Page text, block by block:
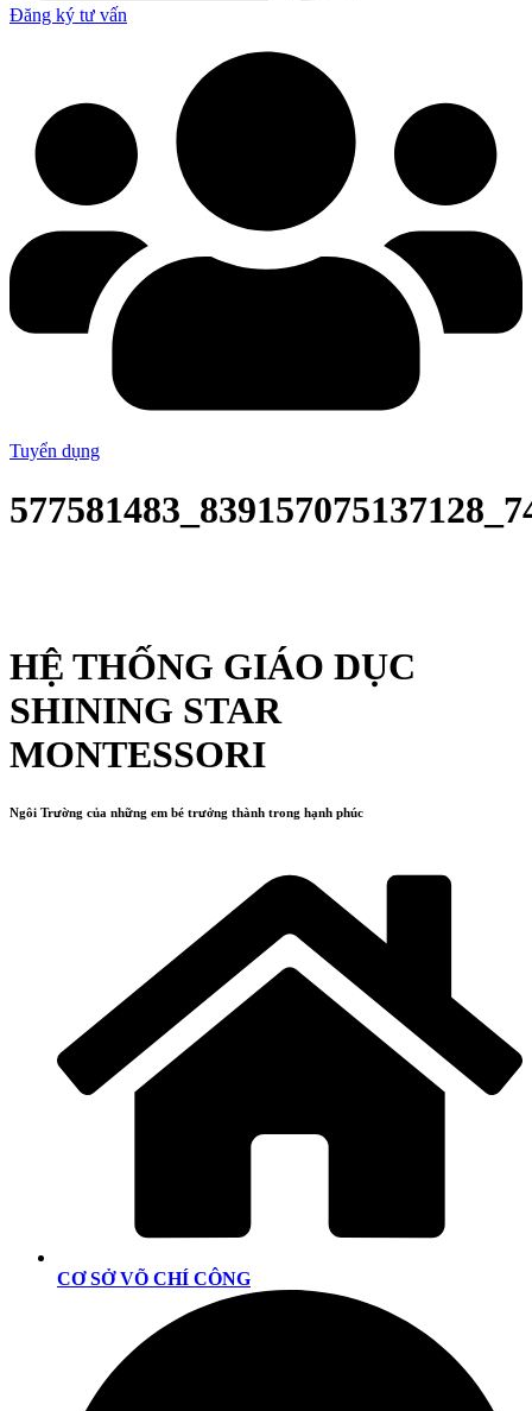
Đăng ký tư vấn
Tuyển dụng
HỆ THỐNG GIÁO DỤC
SHINING STAR
MONTESSORI
Ngôi Trường của những em bé trưởng thành trong hạnh phúc
CƠ SỞ VÕ CHÍ CÔNG